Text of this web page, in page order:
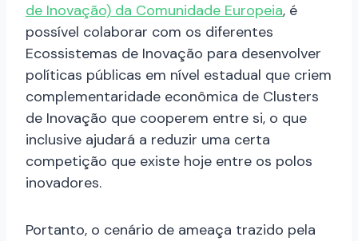
de Inovação) da Comunidade Europeia, é
possível colaborar com os diferentes
Ecossistemas de Inovação para desenvolver
políticas públicas em nível estadual que criem
complementaridade econômica de Clusters
de Inovação que cooperem entre si, o que
inclusive ajudará a reduzir uma certa
competição que existe hoje entre os polos
inovadores.
Portanto, o cenário de ameaça trazido pela